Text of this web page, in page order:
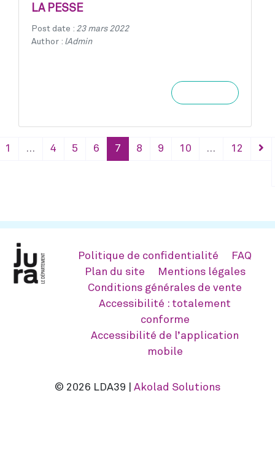
LA PESSE
Post date : 23 mars 2022
Author : lAdmin
1 … 4 5 6 7 8 9 10 … 12
Politique de confidentialité
FAQ
Plan du site
Mentions légales
Conditions générales de vente
Accessibilité : totalement
conforme
Accessibilité de l’application
mobile
© 2026 LDA39 | Akolad Solutions